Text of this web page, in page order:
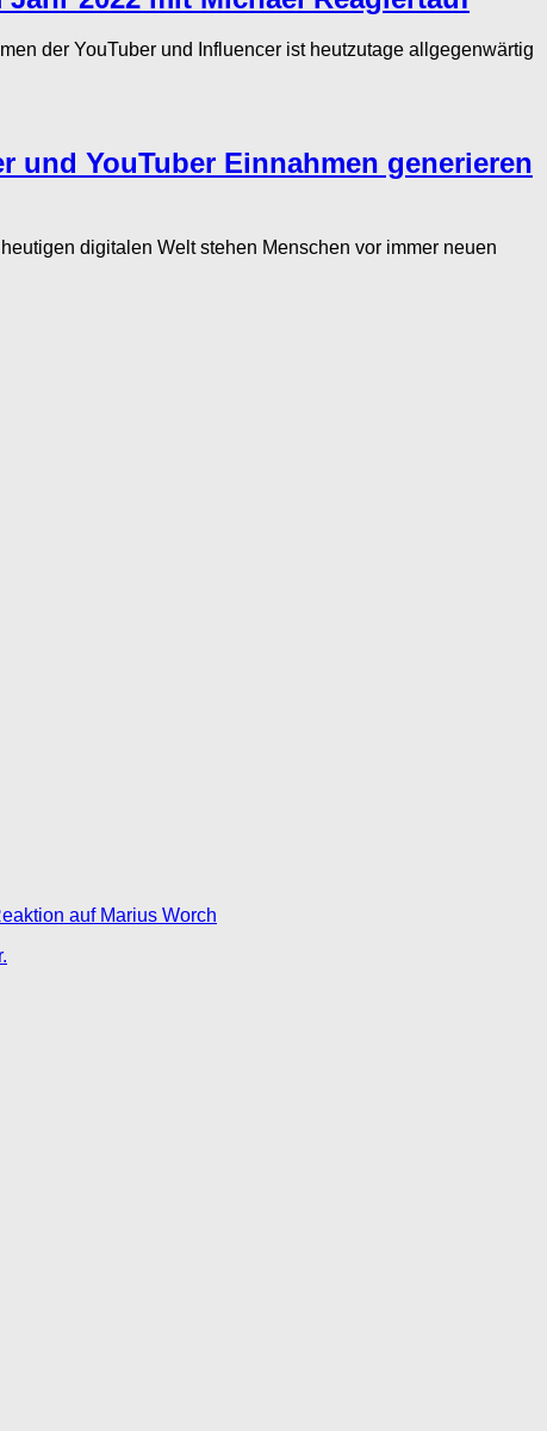
der YouTuber und Influencer ist heutzutage allgegenwärtig
und YouTuber Einnahmen generieren
digitalen Welt stehen Menschen vor immer neuen
auf Marius Worch